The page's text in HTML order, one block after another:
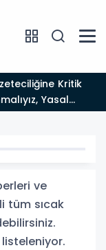
Yasal
ve
tüm sıcak